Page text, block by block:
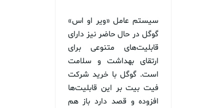
سیستم عامل «ویر او اس»
گوگل در حال حاضر نیز دارای
قابلیت‌های متنوعی برای
ارتقای بهداشت و سلامت
است. گوگل با خرید شرکت
فیت بیت بر این قابلیت‌ها
افزوده و قصد دارد باز هم